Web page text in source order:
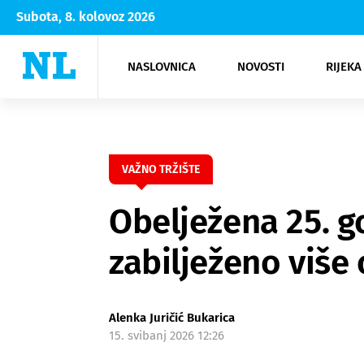
Subota, 8. kolovoz 2026
NASLOVNICA NOVOSTI
Rijeka Opatija
NK
Moda
Kultura
VAŽNO TRŽIŠTE
Obelježena 25.
zabilježeno više
Alenka Juričić Bukarica
15. svibanj 2026 12:26